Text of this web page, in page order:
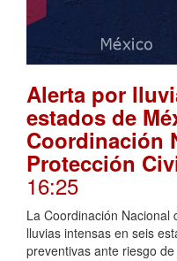
Alerta por
estados de
Coordinación
Protección
16:25
La Coordinación Nacional
lluvias intensas en seis
preventivas ante riesgo